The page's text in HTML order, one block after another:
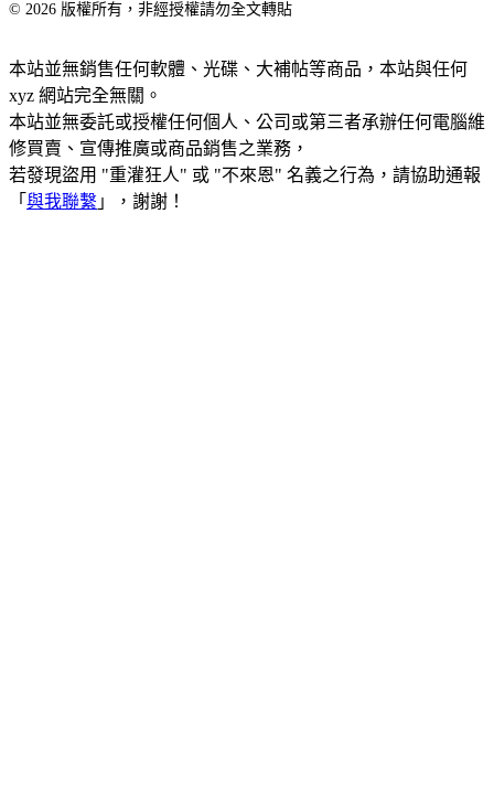
© 2026 版權所有，非經授權請勿全文轉貼
本站並無銷售任何軟體、光碟、大補帖等商品，本站與任何
xyz 網站完全無關。
本站並無委託或授權任何個人、公司或第三者承辦任何電腦維
修買賣、宣傳推廣或商品銷售之業務，
若發現盜用 "重灌狂人" 或 "不來恩" 名義之行為，請協助通報
「 與我聯繫 」，謝謝！